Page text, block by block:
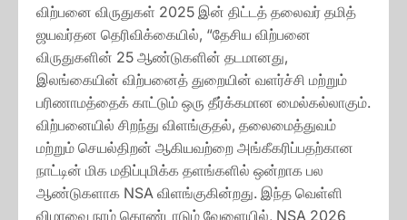
விற்பனை விருதுகள் 2025 இன் திட்டத் தலைவர் தமித்
ஜயவர்தன தெரிவிக்கையில், “தேசிய விற்பனை
விருதுகளின் 25 ஆண்டுகளின் தடமானது,
இலங்கையின் விற்பனைத் துறையின் வளர்ச்சி மற்றும்
பரிணாமத்தைக் காட்டும் ஒரு தீர்க்கமான மைல்கல்லாகும்.
விற்பனையில் சிறந்து விளங்குதல், தலைமைத்துவம்
மற்றும் செயல்திறன் ஆகியவற்றை அங்கீகரிப்பதற்கான
நாட்டின் மிக மதிப்புமிக்க தளங்களில் ஒன்றாக பல
ஆண்டுகளாக NSA விளங்குகின்றது. இந்த வெள்ளி
விழாவை நாம் கொண்டாடும் வேளையில், NSA 2026